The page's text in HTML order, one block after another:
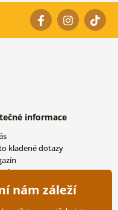
informace
kladené dotazy
spolupráce
nám záleží